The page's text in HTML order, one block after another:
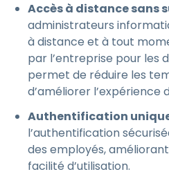
Accès à distance sans
administrateurs
à distance et à tout
par l’entreprise pour les
permet de réduire les
d’améliorer l’expérience
Authentification unique
l’authentification
des employés,
facilité d’utilisation.